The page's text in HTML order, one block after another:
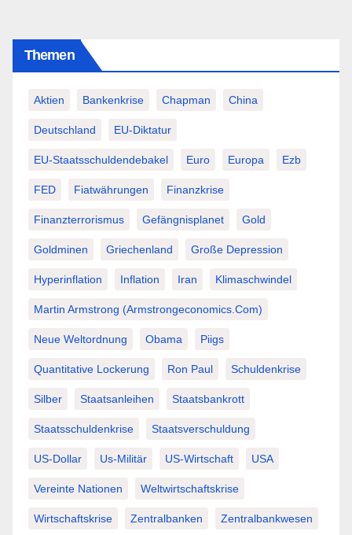
Themen
Aktien Bankenkrise Chapman China
Deutschland EU-Diktatur
EU-Staatsschuldendebakel Euro Europa Ezb
FED Fiatwährungen Finanzkrise
Finanzterrorismus Gefängnisplanet Gold
Goldminen Griechenland Große Depression
Hyperinflation Inflation Iran Klimaschwindel
Martin Armstrong (Armstrongeconomics.com)
Neue Weltordnung Obama Piigs
Quantitative Lockerung Ron Paul Schuldenkrise
Silber Staatsanleihen Staatsbankrott
Staatsschuldenkrise Staatsverschuldung
US-Dollar Us-Militär US-Wirtschaft USA
Vereinte Nationen Weltwirtschaftskrise
Wirtschaftskrise Zentralbanken Zentralbankwesen